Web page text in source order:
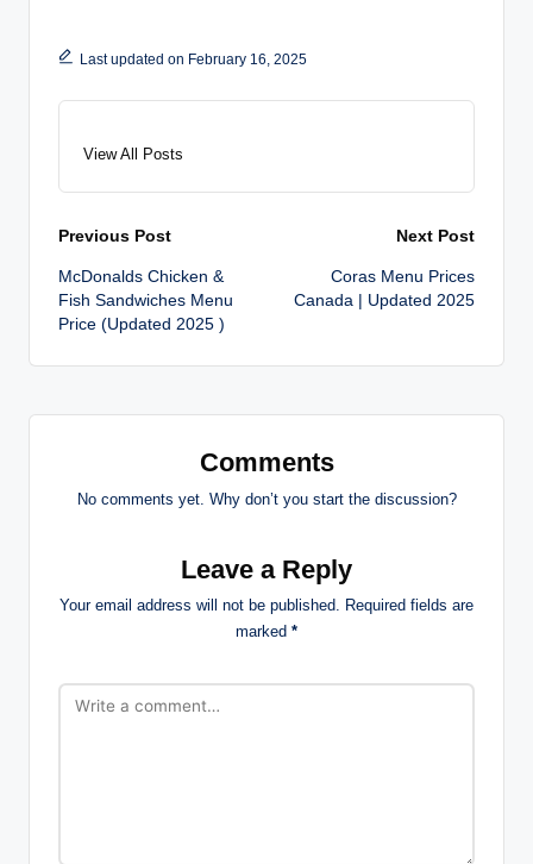
Last updated on February 16, 2025
View All Posts
Post
navigation
Previous Post
McDonalds Chicken &
Fish Sandwiches Menu
Price (Updated 2025 )
Next Post
Coras Menu Prices
Canada | Updated 2025
Comments
No comments yet. Why don’t you start the discussion?
Leave a Reply
Your email address will not be published. Required fields are
marked *